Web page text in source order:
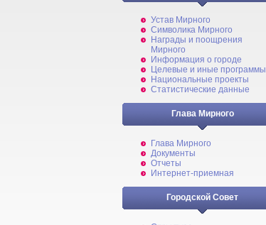
Устав Мирного
Символика Мирного
Награды и поощрения
Мирного
Информация о городе
Целевые и иные программы
Национальные проекты
Статистические данные
Глава Мирного
Глава Мирного
Документы
Отчеты
Интернет-приемная
Городской Совет